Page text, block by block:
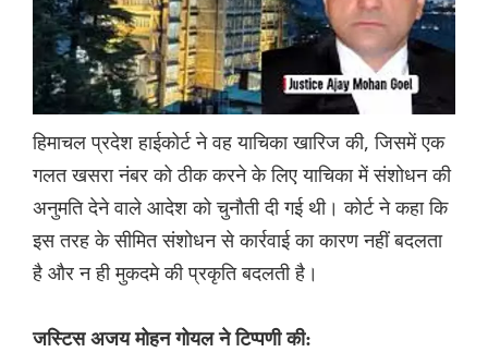
हिमाचल प्रदेश हाईकोर्ट ने वह याचिका खारिज की, जिसमें एक
गलत खसरा नंबर को ठीक करने के लिए याचिका में संशोधन की
अनुमति देने वाले आदेश को चुनौती दी गई थी। कोर्ट ने कहा कि
इस तरह के सीमित संशोधन से कार्रवाई का कारण नहीं बदलता
है और न ही मुकदमे की प्रकृति बदलती है।
जस्टिस अजय मोहन गोयल ने टिप्पणी की: